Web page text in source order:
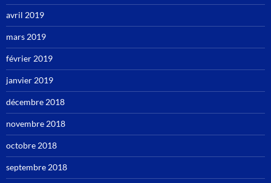
avril 2019
mars 2019
février 2019
janvier 2019
décembre 2018
novembre 2018
octobre 2018
septembre 2018